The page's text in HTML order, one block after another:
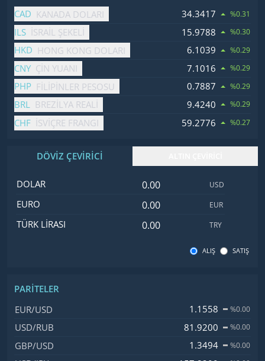
İsim FiyatDeğişim
CAD KANADA DOLARI 34.3417 %0.31
ILS İSRAIL ŞEKELI 15.9788 %0.30
HKD HONG KONG DOLARI 6.1039 %0.29
CNY ÇIN YUANI 7.1016 %0.29
PHP FILIPINLER PESOSU 0.7887 %0.29
BRL BREZILYA REALI 9.4240 %0.29
CHF İSVIÇRE FRANGI 59.2776 %0.27
DÖVİZ ÇEVİRİCİ
İsimDeğer
DOLAR Dolar değeri USD
EURO Euro değeri EUR
TÜRK LIRASI Türk Lirası değeri
TRY
ALIŞ SATIŞ
PARITELER
İsim, Kod
EUR/USD 1.1558 %0.00
USD/RUB 81.9200 %0.00
GBP/USD 1.3494 %0.00